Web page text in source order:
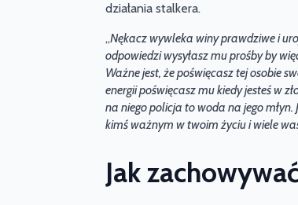
działania stalkera.
„Nękacz wywleka winy prawdziwe i
odpowiedzi wysyłasz mu prośby by
Ważne jest, że poświęcasz tej osobie
energii poświęcasz mu kiedy jesteś w
na niego policja to woda na jego młyn.
kimś ważnym w twoim życiu i wiele
Jak